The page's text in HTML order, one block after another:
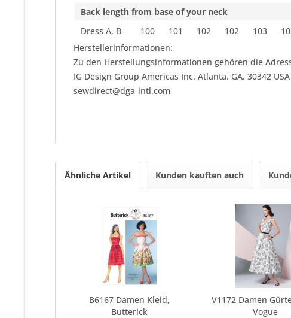
Back length from base of your neck
Dress A, B
100 101 102 102 103
Herstellerinformationen:
Zu den Herstellungsinformationen gehören die
IG Design Group Americas Inc. Atlanta. GA. 30342 USA
sewdirect@dga-intl.com
Ähnliche Artikel Kunden kauften auch
B6167 Damen Kleid,
Butterick
V1172 Damen
Vogue